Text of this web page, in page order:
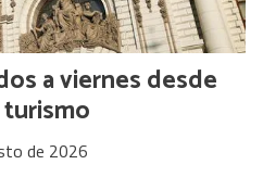
a viernes desde
turismo
de 2026